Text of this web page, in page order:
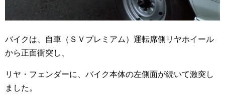
バイクは、自車（ＳＶプレミアム）運転席側リヤホイール
から正面衝突し、
リヤ・フェンダーに、バイク本体の左側面が続いて激突し
ました。